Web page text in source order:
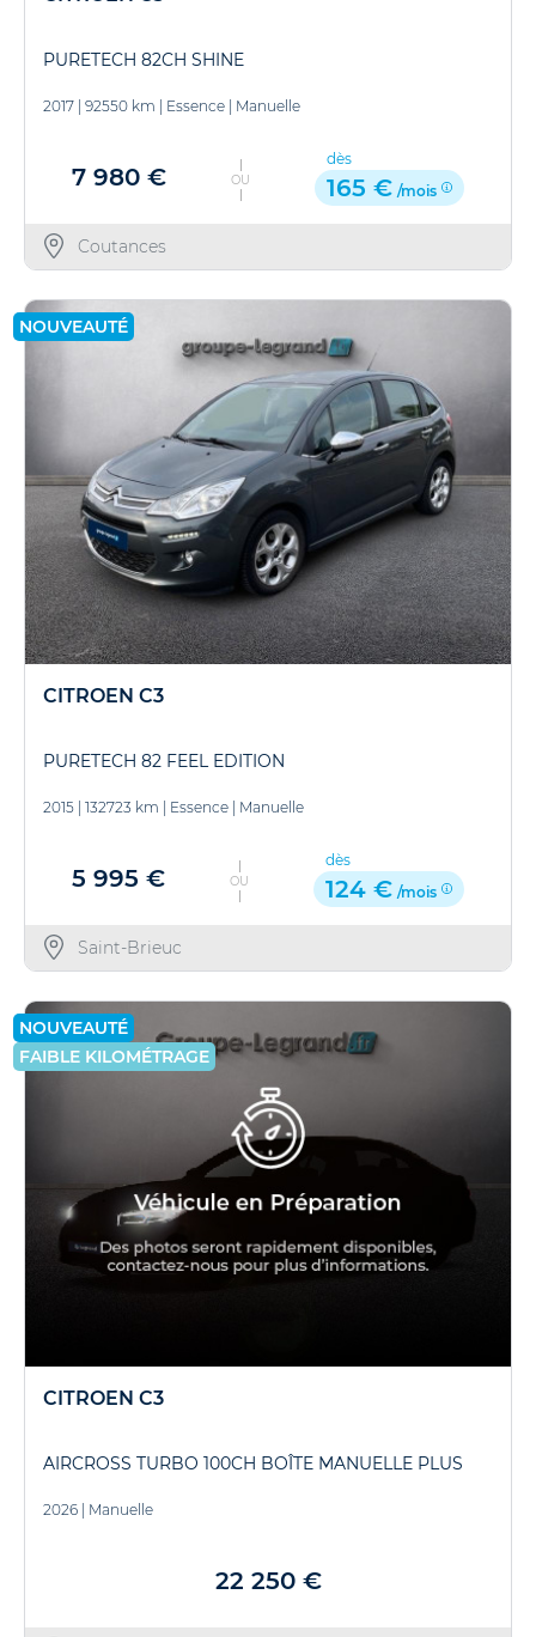
PURETECH 82CH SHINE
2017 92550 km Essence Manuelle
7 980 € OU
dès
165 € /mois
Coutances
NOUVEAUTÉ
CITROEN C3
PURETECH 82 FEEL EDITION
2015 132723 km Essence Manuelle
5 995 € OU
dès
124 € /mois
Saint-Brieuc
NOUVEAUTÉ
FAIBLE KILOMÉTRAGE
CITROEN C3
AIRCROSS TURBO 100CH BOÎTE MANUELLE PLUS
2026 Manuelle
22 250 €